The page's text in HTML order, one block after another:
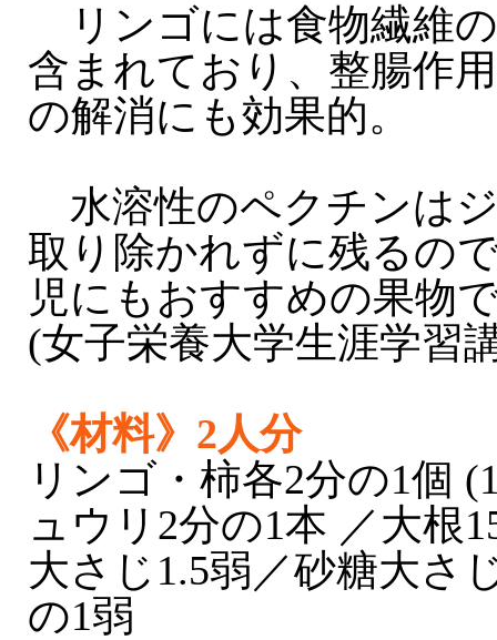
リンゴには食物繊維
含まれており、整腸作
の解消にも効果的。
水溶性のペクチンは
取り除かれずに残るの
児にもおすすめの果物
(女子栄養大学生涯学
《材料》2人分
リンゴ・柿各2分の1個
ュウリ2分の1本 ／大根
大さじ1.5弱／砂糖大さ
の1弱